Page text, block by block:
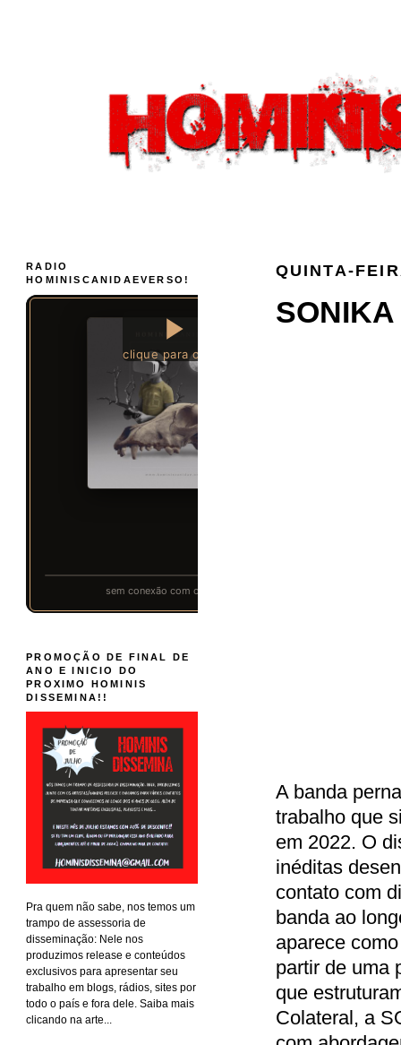
QUINTA-
A banda
trabalho que
em 2022. O
inéditas
contato com
banda ao
aparece
partir de uma
que
Colateral, a
RADIO
HOMINISCANIDAEVERSO!
PROMOÇÃO DE FINAL DE
ANO E INICIO DO
PROXIMO HOMINIS
DISSEMINA!!
Pra quem não sabe, nos temos um
trampo de assessoria de
disseminação: Nele nos
produzimos release e conteúdos
exclusivos para apresentar seu
trabalho em blogs, rádios, sites por
todo o país e fora dele. Saiba mais
clicando na arte...